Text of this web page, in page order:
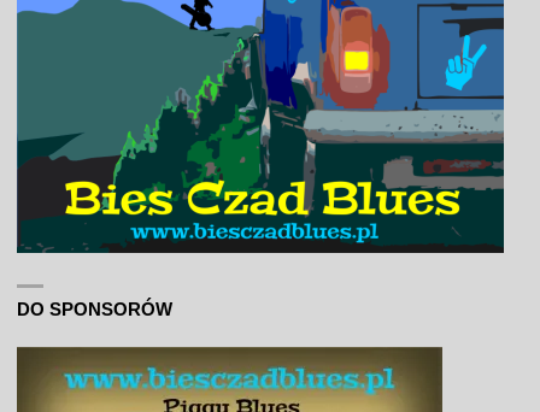
DO SPONSORÓW